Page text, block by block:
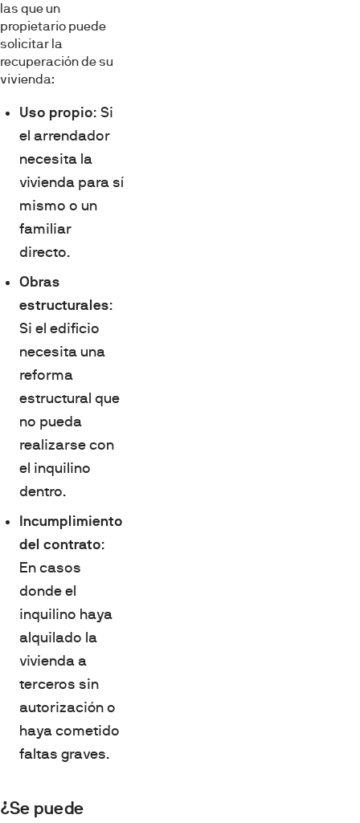
las que un
propietario puede
solicitar la
recuperación de su
vivienda:
Uso propio: Si
el arrendador
necesita la
vivienda para sí
mismo o un
familiar
directo.
Obras
estructurales:
Si el edificio
necesita una
reforma
estructural que
no pueda
realizarse con
el inquilino
dentro.
Incumplimiento
del contrato:
En casos
donde el
inquilino haya
alquilado la
vivienda a
terceros sin
autorización o
haya cometido
faltas graves.
¿Se puede